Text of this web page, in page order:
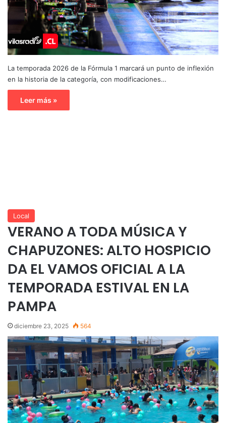
La temporada 2026 de la Fórmula 1 marcará un punto de inflexión
en la historia de la categoría, con modificaciones…
Leer más »
Local
VERANO A TODA MÚSICA Y
CHAPUZONES: ALTO HOSPICIO
DA EL VAMOS OFICIAL A LA
TEMPORADA ESTIVAL EN LA
PAMPA
diciembre 23, 2025 564